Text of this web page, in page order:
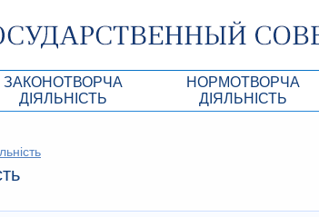
ЗАКОНОТВОРЧА
ДІЯЛЬНІСТЬ
Республики Крым
НОРМОТВОРЧА
ДIЯЛЬНIСТЬ